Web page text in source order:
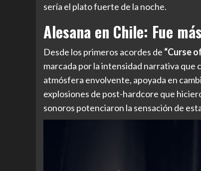
sería el plato fuerte de la noche.
Alesana en Chile: Fue
Desde los primeros acordes de “Curse
marcada por la intensidad narrativa que
atmósfera envolvente, apoyada en
explosiones de post-hardcore que
sonoros potenciaron la sensación de